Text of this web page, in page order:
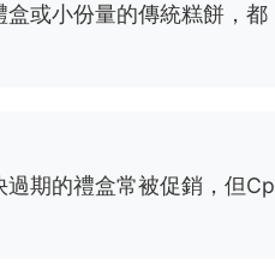
或小份量的傳統糕餅，都
期的禮盒常被促銷，但Cp